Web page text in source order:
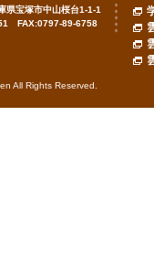
宝塚市中山桜台1-1-1
FAX:0797-89-6758
All Rights Reserved.